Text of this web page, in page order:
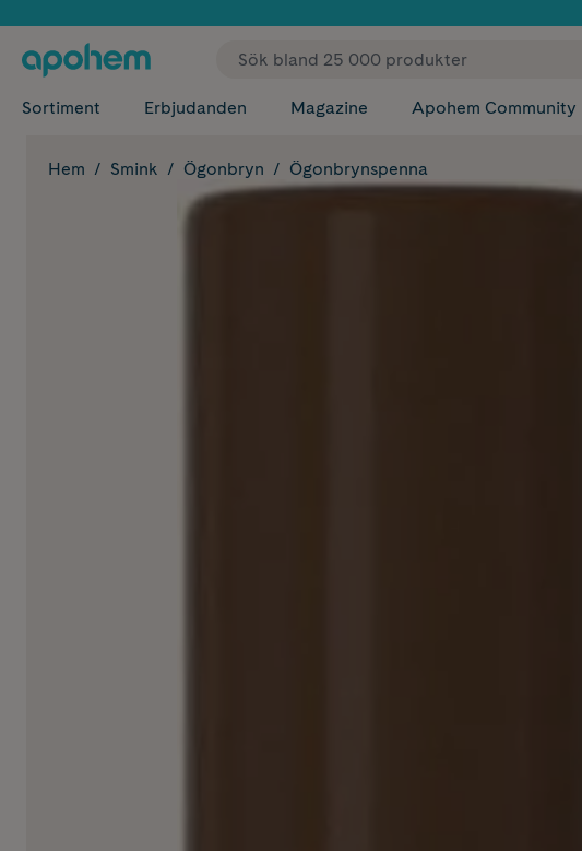
Sortiment Erbjudanden Magazine Apohem Community
Hem Smink Ögonbryn Ögonbrynspenna